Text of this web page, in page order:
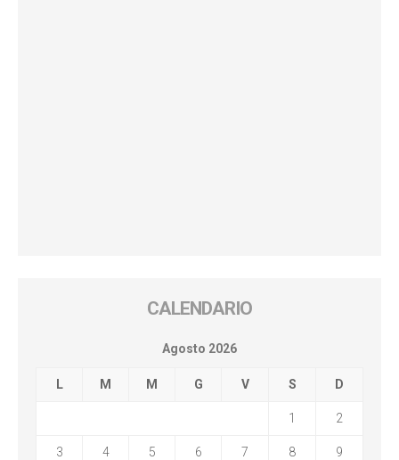
CALENDARIO
Agosto 2026
L M M G V S D
1 2
3 4 5 6 7 8 9